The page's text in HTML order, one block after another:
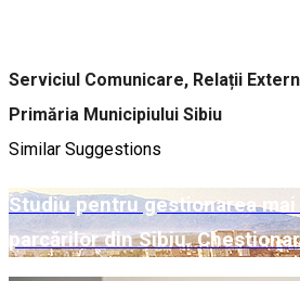
Serviciul Comunicare, Relații
Primăria Municipiului Sibiu
Similar Suggestions
Studiu pentru gestionarea
parcărilor din Sibiu.